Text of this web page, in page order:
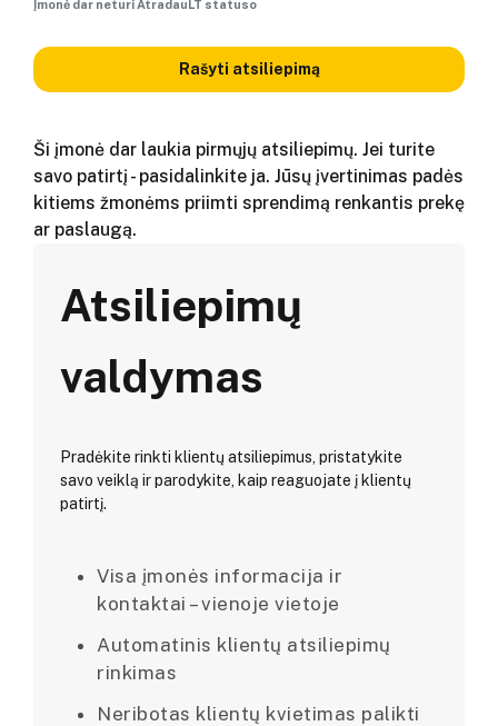
Įmonė dar neturi AtradauLT statuso
Rašyti atsiliepimą
Ši įmonė dar laukia pirmųjų atsiliepimų. Jei turite
savo patirtį - pasidalinkite ja. Jūsų įvertinimas padės
kitiems žmonėms priimti sprendimą renkantis prekę
ar paslaugą.
Atsiliepimų
valdymas
Pradėkite rinkti klientų atsiliepimus, pristatykite
savo veiklą ir parodykite, kaip reaguojate į klientų
patirtį.
Visa įmonės informacija ir
kontaktai – vienoje vietoje
Automatinis klientų atsiliepimų
rinkimas
Neribotas klientų kvietimas palikti